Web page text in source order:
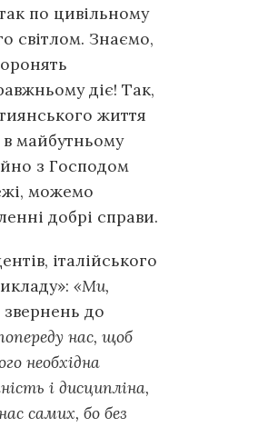
по цивільному
світлом. Знаємо,
діє! Так,
життя
майбутньому
з Господом
можемо
добрі справи.
італійського
«Ми,
до
нас, щоб
необхідна
і дисципліна,
самих, бо без